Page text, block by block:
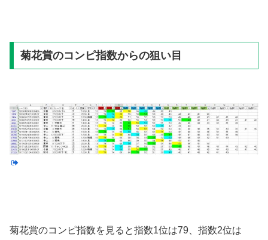
菊花賞のコンピ指数からの狙い目
菊花賞のコンピ指数を見ると指数1位は79、指数2位は